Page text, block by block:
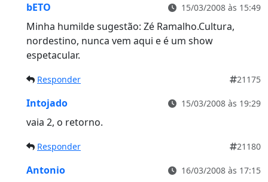
bETO 15/03/2008 às 15:49
Minha humilde sugestão: Zé Ramalho.Cultura,
nordestino, nunca vem aqui e é um show
espetacular.
Responder 21175
Intojado 15/03/2008 às 19:29
vaia 2, o retorno.
Responder 21180
Antonio 16/03/2008 às 17:15